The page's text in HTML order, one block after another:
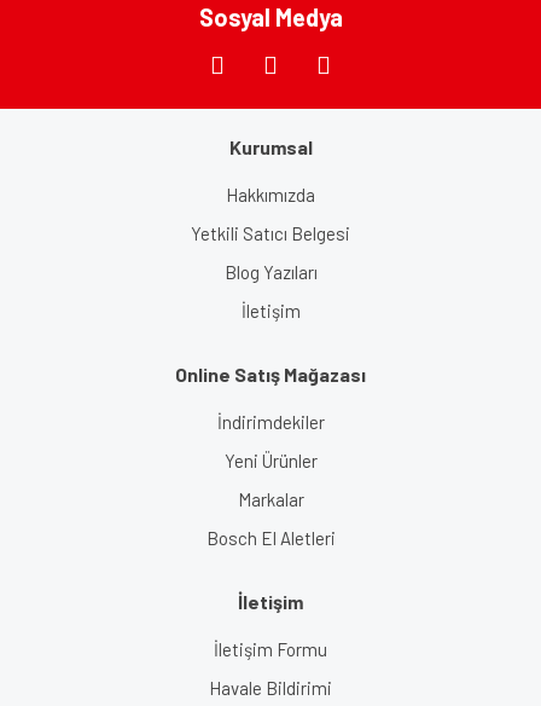
Sosyal Medya
Kurumsal
Hakkımızda
Yetkili Satıcı Belgesi
Blog Yazıları
İletişim
Online Satış Mağazası
İndirimdekiler
Yeni Ürünler
Markalar
Bosch El Aletleri
İletişim
İletişim Formu
Havale Bildirimi